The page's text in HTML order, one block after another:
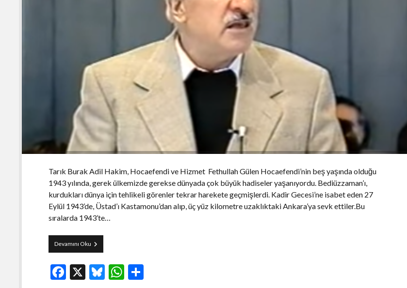
Tarık Burak Adil Hakim, Hocaefendi ve Hizmet Fethullah Gülen Hocaefendi’nin beş yaşında olduğu
1943 yılında, gerek ülkemizde gerekse dünyada çok büyük hadiseler yaşanıyordu. Bediüzzaman’ı,
kurdukları dünya için tehlikeli görenler tekrar harekete geçmişlerdi. Kadir Gecesi’ne isabet eden 27
Eylül 1943’de, Üstad’ı Kastamonu’dan alıp, üç yüz kilometre uzaklıktaki Ankara’ya sevk ettiler.Bu
sıralarda 1943’te…
Devamını Oku Âşık-
ı
Fethullah
Gülen
F
X
Bl W